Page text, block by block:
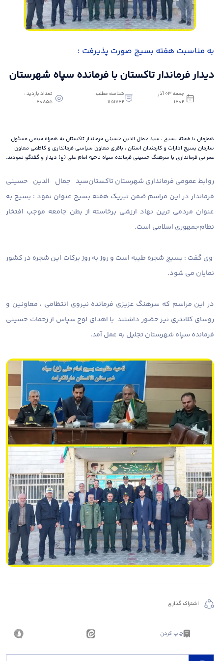
به مناسبت هفته بسیج صورت پذیرفت ؛
دیدار فرماندار تاکستان با فرمانده سپاه شهرستان
جمعه 03 آذر
1402
شناسه مطلب:
1151742
تعداد بازدید :
40855
همزمان با هفته بسیج ، سید جمال الدین حسینی فرماندار تاکستان به همراه فیضی مسئول
سازمان بسیج ادارات و کارمندان استان ، باقری معاون سیاسی فرمانداری و کاظمی معاون
عمرانی فرمانداری با سرهنگ حسینی فرمانده سپاه ناحیه امام علی (ع) دیدار و گفتگو نمودند.
روابط عمومی فرمانداری شهرستان تاکستانسید جمال الدین حسینی
فرماندار در این مراسم ضمن تبریک هفته بسیج عنوان نمود : بسیج به
عنوان مردمی ترین نهاد ارزشی برخاسته از بطن جامعه موجب افتخار
نظام‌جمهوری اسلامی است.
وی گفت : بسیج شجره طیبه است و روز به روز برکات این شجره در کشور
نمایان می شود.
در این مراسم که سرهنگ عزیزی فرمانده نیروی انتظامی ، معاونین و
روسای کلانتری نیز حضور داشتند با اهدای لوح سپاس از زحمات حسینی
فرمانده سپاه شهرستان تجلیل به عمل آمد.
اشتراک گذاری
چاپ کردن